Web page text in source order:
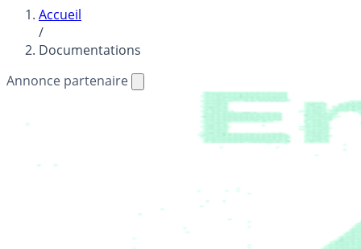
Accueil
/
Documentations
Annonce partenaire